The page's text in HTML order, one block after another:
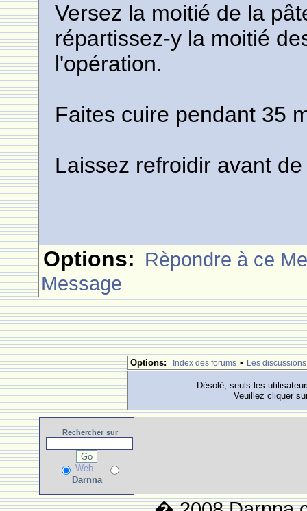
Versez la moitié de la
répartissez-y la moitié
l'opération.
Faites cuire pendant 35
Laissez refroidir avant
Options: Rèpondre à ce
Message
Options: Index des forums • Les discussions
Dèsolè, seuls les
Veuillez cliquer
Rechercher sur
Web
Darnna